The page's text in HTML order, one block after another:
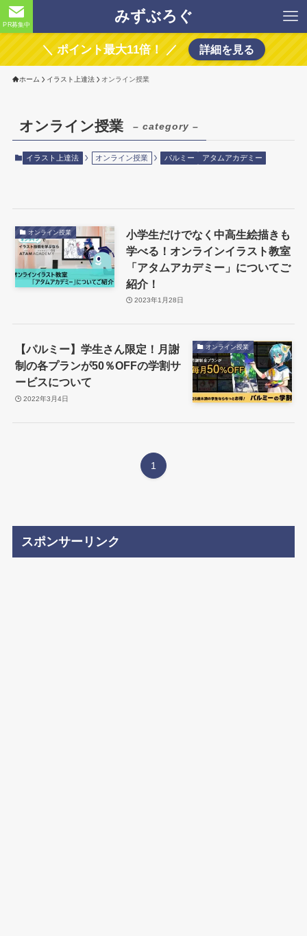
みずぶろぐ
PR募集中
＼ ポイント最大11倍！ ／ 詳細を見る
ホーム イラスト上達法 オンライン授業
オンライン授業 – category –
イラスト上達法 オンライン授業 パルミー アタムアカデミー
オンライン授業
小学生だけでなく中高生絵描きも
学べる！オンラインイラスト教室
「アタムアカデミー」についてご
紹介！
2023年1月28日
オンライン授業
【パルミー】学生さん限定！月謝
制の各プランが50％OFFの学割サ
ービスについて
2022年3月4日
1
スポンサーリンク